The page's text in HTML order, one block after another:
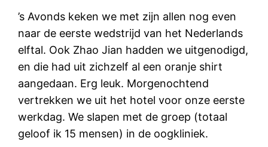
’s Avonds keken we met zijn allen nog even
naar de eerste wedstrijd van het Nederlands
elftal. Ook Zhao Jian hadden we uitgenodigd,
en die had uit zichzelf al een oranje shirt
aangedaan. Erg leuk. Morgenochtend
vertrekken we uit het hotel voor onze eerste
werkdag. We slapen met de groep (totaal
geloof ik 15 mensen) in de oogkliniek.